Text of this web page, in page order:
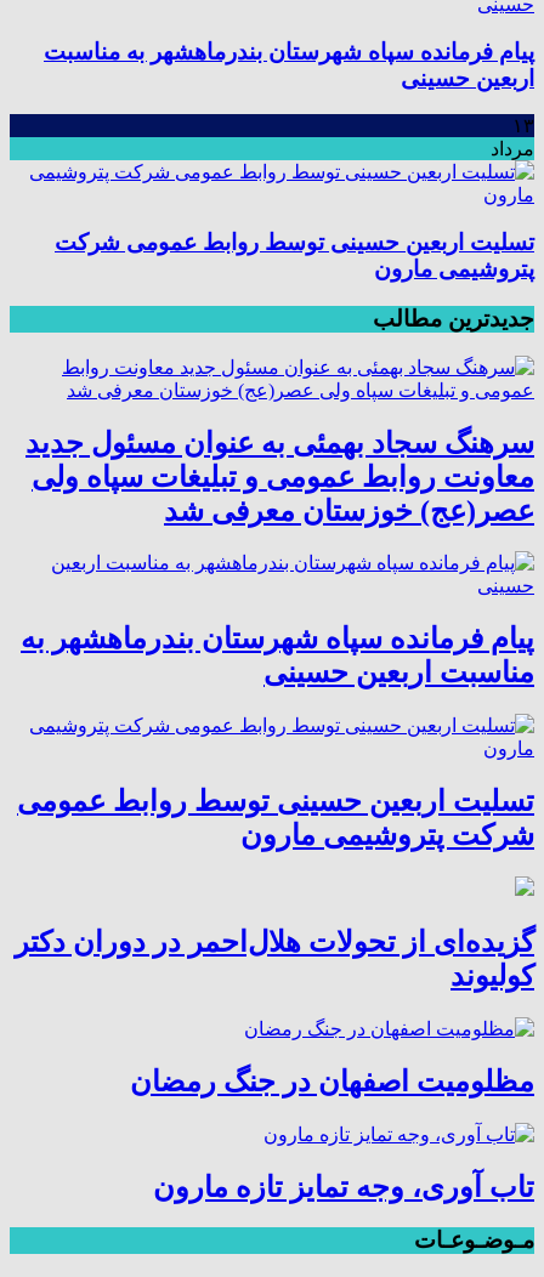
پیام فرمانده سپاه شهرستان بندرماهشهر به مناسبت
اربعین حسینی
۱۳
مرداد
تسلیت اربعین حسینی توسط روابط عمومی شرکت
پتروشیمی مارون
جدیدترین مطالب
سرهنگ سجاد بهمئی به عنوان مسئول جدید
معاونت روابط عمومی و تبلیغات سپاه ولی
عصر(عج) خوزستان معرفی شد
پیام فرمانده سپاه شهرستان بندرماهشهر به
مناسبت اربعین حسینی
تسلیت اربعین حسینی توسط روابط عمومی
شرکت پتروشیمی مارون
گزیده‌ای از تحولات هلال‌احمر در دوران دکتر
کولیوند
مظلومیت اصفهان در جنگ رمضان
تاب آوری، وجه تمایز تازه مارون
مـوضـوعـات